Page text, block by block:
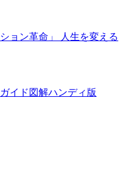
ョン革命」 人生を変える
イド図解ハンディ版